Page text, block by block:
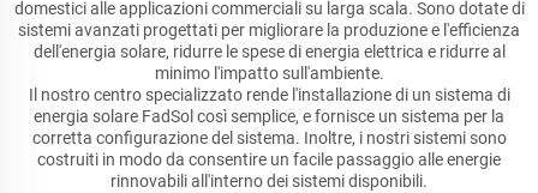
domestici alle applicazioni commerciali su larga scala. Sono dotate di
sistemi avanzati progettati per migliorare la produzione e l'efficienza
dell'energia solare, ridurre le spese di energia elettrica e ridurre al
minimo l'impatto sull'ambiente.
Il nostro centro specializzato rende l'installazione di un sistema di
energia solare FadSol così semplice, e fornisce un sistema per la
corretta configurazione del sistema. Inoltre, i nostri sistemi sono
costruiti in modo da consentire un facile passaggio alle energie
rinnovabili all'interno dei sistemi disponibili.